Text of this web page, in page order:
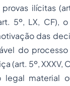
ilícitas
5º, LX, CF), o
das
do processo
(art. 5º, XXXV,
legal material